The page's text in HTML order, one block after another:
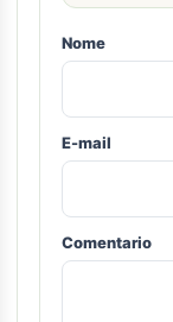
Nome
E-mail
Comentario